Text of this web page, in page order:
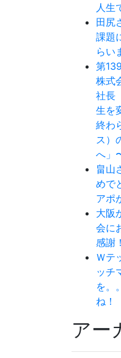
人生
田尻
課題
らい
第
株式
社長
生を
終わ
ス）
へ」
畠山
めで
アポ
大阪
会に
感謝！
Ｗテ
ッチ
を。
ね！
アー